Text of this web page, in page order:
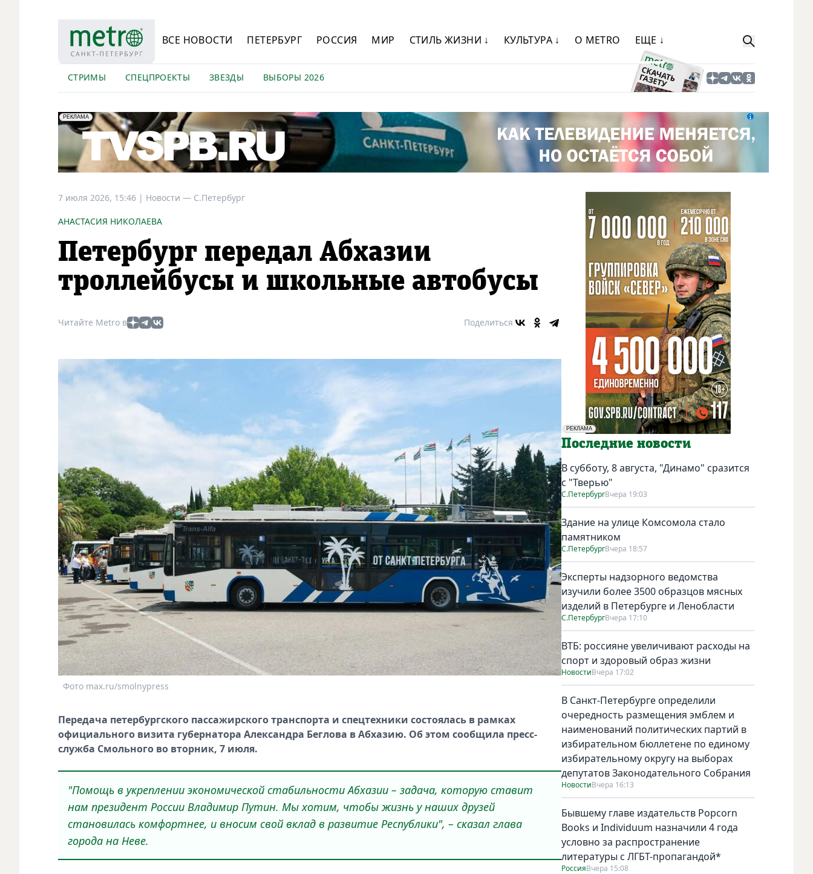
ВСЕ НОВОСТИ ПЕТЕРБУРГ РОССИЯ МИР СТИЛЬ ЖИЗНИ ↓ КУЛЬТУРА ↓ О METRO ЕЩЕ ↓
СТРИМЫ СПЕЦПРОЕКТЫ ЗВЕЗДЫ ВЫБОРЫ 2026
erid: LdtCK5Efv
РЕКЛАМА
АО "ГАТР", ИНН: 7841320717
7 июля 2026, 15:46 | Новости — С.Петербург
АНАСТАСИЯ НИКОЛАЕВА
Петербург передал Абхазии
троллейбусы и школьные автобусы
Читайте Metro в Поделиться
Фото max.ru/smolnypress
Передача петербургского пассажирского транспорта и спецтехники состоялась в рамках
официального визита губернатора Александра Беглова в Абхазию. Об этом сообщила пресс-
служба Смольного во вторник, 7 июля.
"Помощь в укреплении экономической стабильности Абхазии – задача, которую ставит
нам президент России Владимир Путин. Мы хотим, чтобы жизнь у наших друзей
становилась комфортнее, и вносим свой вклад в развитие Республики", – сказал глава
города на Неве.
РЕКЛАМА
Социальная реклама
Последние новости
В субботу, 8 августа, "Динамо" сразится
с "Тверью"
С.ПетербургВчера 19:03
Здание на улице Комсомола стало
памятником
С.ПетербургВчера 18:57
Эксперты надзорного ведомства
изучили более 3500 образцов мясных
изделий в Петербурге и Ленобласти
С.ПетербургВчера 17:10
ВТБ: россияне увеличивают расходы на
спорт и здоровый образ жизни
НовостиВчера 17:02
В Санкт-Петербурге определили
очередность размещения эмблем и
наименований политических партий в
избирательном бюллетене по единому
избирательному округу на выборах
депутатов Законодательного Собрания
НовостиВчера 16:13
Бывшему главе издательств Popcorn
Books и Individuum назначили 4 года
условно за распространение
литературы с ЛГБТ-пропагандой*
РоссияВчера 15:08